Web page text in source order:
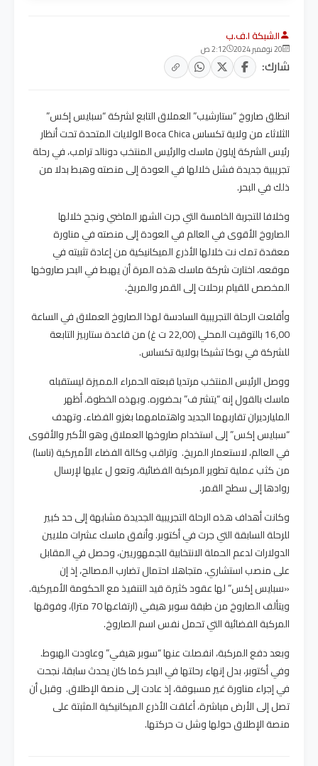
الشبكة ا.ف.ب
20 نوفمبر 2024 2:12 ص
شارك:
انطلق صاروخ “ستارشيب” العملاق التابع لشركة “سبايس إكس”
الثلاثاء من ولاية تكساس Boca Chica الولايات المتحدة تحت أنظار
رئيس الشركة إيلون ماسك والرئيس المنتخب دونالد ترامب، في رحلة
تجريبية جديدة فشل خلالها في العودة إلى منصته وهبط بدلا من
ذلك في البحر.
وخلافا للتجربة الخامسة التي جرت الشهر الماضي ونجح خلالها
الصاروخ الأقوى في العالم في العودة إلى منصته في مناورة
معقدة تمك نت خلالها الأذرع الميكانيكية من إعادة تثبيته في
موقعه، اختارت شركة ماسك هذه المرة أن يهبط في البحر صاروخها
المخصص للقيام برحلات إلى القمر والمريخ.
وأقلعت الرحلة التجريبية السادسة لهذا الصاروخ العملاق في الساعة
16,00 بالتوقيت المحلي (22,00 ت غ) من قاعدة ستاربيز التابعة
للشركة في بوكا تشيكا بولاية تكساس.
ووصل الرئيس المنتخب مرتديا قبعته الحمراء المميزة ليستقبله
ماسك بالقول إنه “يتشر ف” بحضوره. وبهذه الخطوة، أظهر
المليارديران تقاربهما الجديد واهتمامهما بغزو الفضاء. وتهدف
“سبايس إكس” إلى استخدام صاروخها العملاق وهو الأكبر والأقوى
في العالم، لاستعمار المريخ. وتراقب وكالة الفضاء الأميركية (ناسا)
من كثب عملية تطوير المركبة الفضائية، وتعو ل عليها لإرسال
روادها إلى سطح القمر.
وكانت أهداف هذه الرحلة التجريبية الجديدة مشابهة إلى حد كبير
للرحلة السابقة التي جرت في أكتوبر. وأنفق ماسك عشرات ملايين
الدولارات لدعم الحملة الانتخابية للجمهوريين، وحصل في المقابل
على منصب استشاري، متجاهلا احتمال تضارب المصالح، إذ إن
«سبايس إكس” لها عقود كثيرة قيد التنفيذ مع الحكومة الأميركية.
ويتألف الصاروخ من طبقة سوبر هيفي (ارتفاعها 70 مترا)، وفوقها
المركبة الفضائية التي تحمل نفس اسم الصاروخ.
وبعد دفع المركبة، انفصلت عنها “سوبر هيفي” وعاودت الهبوط.
وفي أكتوبر، بدل إنهاء رحلتها في البحر كما كان يحدث سابقا، نجحت
في إجراء مناورة غير مسبوقة، إذ عادت إلى منصة الإطلاق. وقبل أن
تصل إلى الأرض مباشرة، أغلقت الأذرع الميكانيكية المثبتة على
منصة الإطلاق حولها وشل ت حركتها.